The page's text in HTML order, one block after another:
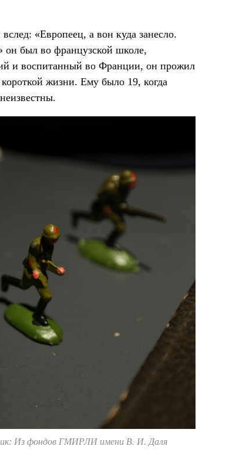
«Европеец, а вон куда занесло.
был во французской школе,
и воспитанный во Франции, он прожил
жизни. Ему было 19, когда
Из фондов ГМИРЛИ имени В. И. Даля